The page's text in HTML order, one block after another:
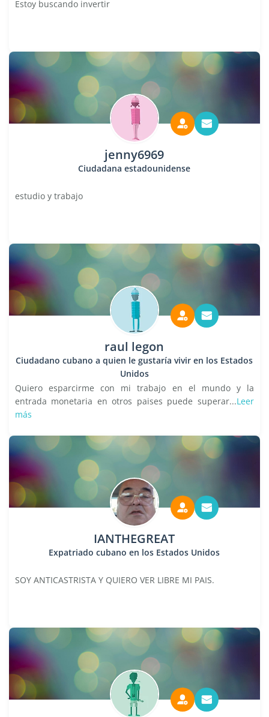
Estoy buscando invertir
jenny6969
Ciudadana estadounidense
estudio y trabajo
raul legon
Ciudadano cubano a quien le gustaría vivir en los Estados
Unidos
Quiero esparcirme con mi trabajo en el mundo y la
entrada monetaria en otros paises puede superar...Leer
más
IANTHEGREAT
Expatriado cubano en los Estados Unidos
SOY ANTICASTRISTA Y QUIERO VER LIBRE MI PAIS.